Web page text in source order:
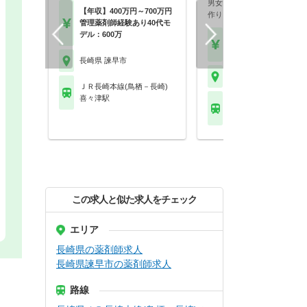
【年収】400万円～700万円
管理薬剤師経験あり40代モ
デル：600万
長崎県 諫早市
ＪＲ長崎本線(鳥栖－長崎)
喜々津駅
男女ともに長くお勤め頂け
作りを心がけています…
この求人と似た求人をチェック
エリア
長崎県の薬剤師求人
長崎県諫早市の薬剤師求人
路線